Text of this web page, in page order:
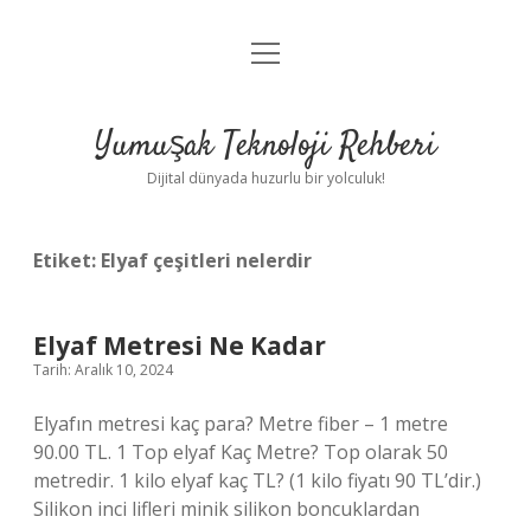
Anasayfa
Yasal Uyarı
menüyü
Yumuşak Teknoloji Rehberi
Dijital dünyada huzurlu bir yolculuk!
Etiket: Elyaf çeşitleri nelerdir
Elyaf Metresi Ne Kadar
Tarih: Aralık 10, 2024
Elyafın metresi kaç para? Metre fiber – 1 metre
90.00 TL. 1 Top elyaf Kaç Metre? Top olarak 50
metredir. 1 kilo elyaf kaç TL? (1 kilo fiyatı 90 TL’dir.)
Silikon inci lifleri minik silikon boncuklardan